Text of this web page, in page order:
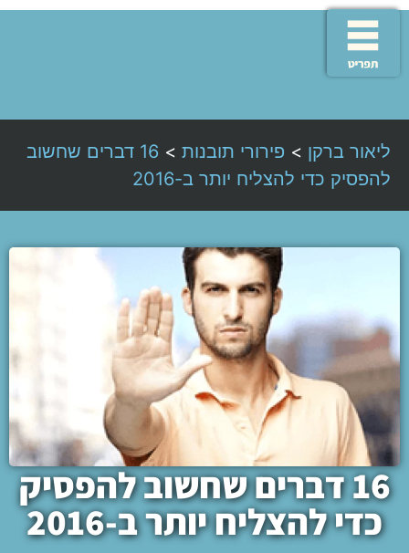
ליאור ברקן > פירורי תובנות >
16 דברים שחשוב
להפסיק כדי להצליח יותר ב-2016
16 דברים שחשוב להפסיק
כדי להצליח יותר ב-2016